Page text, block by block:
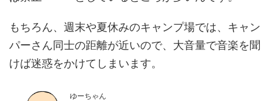
もちろん、週末や夏休みのキャンプ場では、キャン
パーさん同士の距離が近いので、大音量で音楽を聞
けば迷惑をかけてしまいます。
ゆーちゃん